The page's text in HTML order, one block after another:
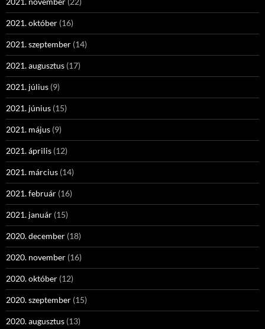
2021. október (16)
2021. szeptember (14)
2021. augusztus (17)
2021. július (9)
2021. június (15)
2021. május (9)
2021. április (12)
2021. március (14)
2021. február (16)
2021. január (15)
2020. december (18)
2020. november (16)
2020. október (12)
2020. szeptember (15)
2020. augusztus (13)